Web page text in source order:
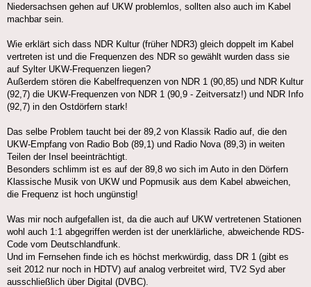
Niedersachsen gehen auf UKW problemlos, sollten also auch im Kabel
machbar sein.
Wie erklärt sich dass NDR Kultur (früher NDR3) gleich doppelt im Kabel
vertreten ist und die Frequenzen des NDR so gewählt wurden dass sie
auf Sylter UKW-Frequenzen liegen?
Außerdem stören die Kabelfrequenzen von NDR 1 (90,85) und NDR Kultur
(92,7) die UKW-Frequenzen von NDR 1 (90,9 - Zeitversatz!) und NDR Info
(92,7) in den Ostdörfern stark!
Das selbe Problem taucht bei der 89,2 von Klassik Radio auf, die den
UKW-Empfang von Radio Bob (89,1) und Radio Nova (89,3) in weiten
Teilen der Insel beeinträchtigt.
Besonders schlimm ist es auf der 89,8 wo sich im Auto in den Dörfern
Klassische Musik von UKW und Popmusik aus dem Kabel abweichen,
die Frequenz ist hoch ungünstig!
Was mir noch aufgefallen ist, da die auch auf UKW vertretenen Stationen
wohl auch 1:1 abgegriffen werden ist der unerklärliche, abweichende RDS-
Code vom Deutschlandfunk.
Und im Fernsehen finde ich es höchst merkwürdig, dass DR 1 (gibt es
seit 2012 nur noch in HDTV) auf analog verbreitet wird, TV2 Syd aber
ausschließlich über Digital (DVBC).